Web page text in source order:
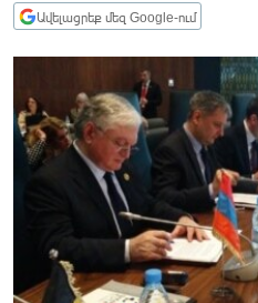
ՏՆՏԵՍՈՒԹՅՈՒՆ
ՂԱՐԱԲԱՂ
ՊԱՏԵՐԱԶՄԻ 6 ՇԱԲԱԹՆԵՐԸ
ՏԱՐԱԾԱՇՐՋԱՆ
ՄԻՋԱԶԳԱՅԻՆ
ՄՇԱԿՈՒՅԹ
ՍՊՈՐՏ
ՄԵԿՆԱԲԱՆՈՒԹՅՈՒՆ
Ավելացրեք մեզ Google-ում